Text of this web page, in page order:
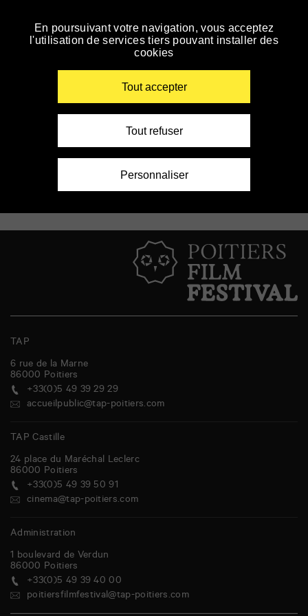
Skip
to
Unsubscribe newsletter
Email (obligatoire)
TAP
6 rue de la Marne
86000 Poitiers
+33(0)5 49 39 29 29
accueilpublic@tap-poitiers.com
TAP Castille
24 place du Maréchal Leclerc
86000 Poitiers
+33(0)5 49 39 50 91
cinema@tap-poitiers.com
Administration
1 boulevard de Verdun
86000 Poitiers
+33(0)5 49 39 40 00
poitiersfilmfestival@tap-poitiers.com
En poursuivant votre navigation, vous acceptez
l'utilisation de services tiers pouvant installer des
cookies
Tout accepter
Tout refuser
Personnaliser